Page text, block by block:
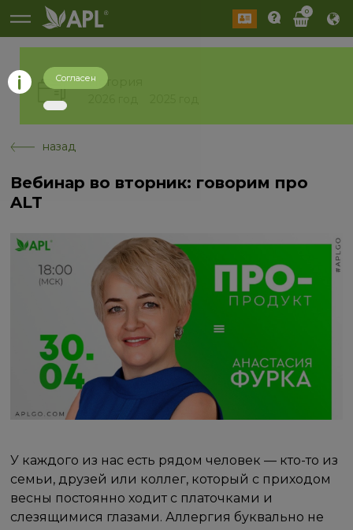
0
История
назад
Вебинар во вторник: говорим про
ALT
У каждого из нас есть рядом человек — кто-то из
семьи, друзей или коллег, который с приходом
весны постоянно ходит с платочками и
слезящимися глазами. Аллергия буквально не
Согласен